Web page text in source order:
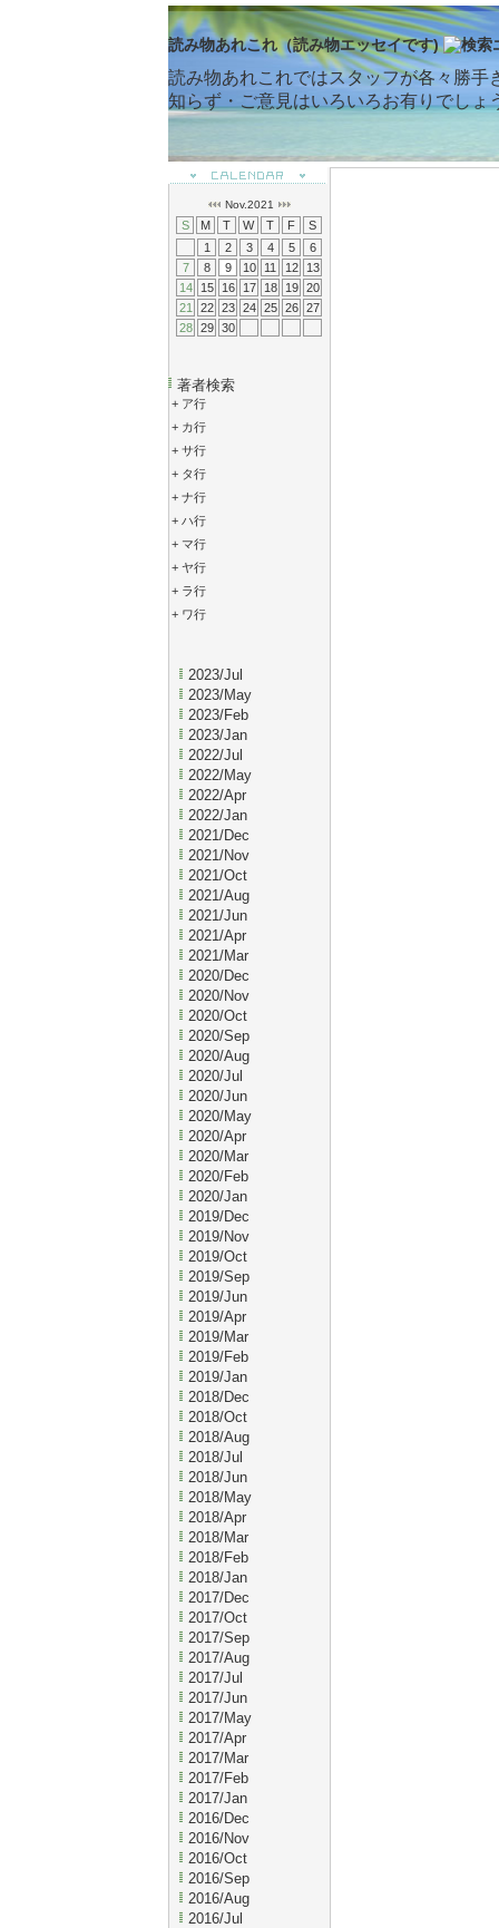
読み物あれこれ（読み物エッセイです)
読み物あれこれではスタッフが各々勝
知らず・ご意見はいろいろお有りでし
Nov.2021
S M T W T F
S
1
2 3 4 5
6
7
8 9 10 11 12
13
14
15 16 17 18 19
20
21
22 23 24 25 26
27
28
29 30
著者検索
+ ア行
+ カ行
+ サ行
+ タ行
+ ナ行
+ ハ行
+ マ行
+ ヤ行
+ ラ行
+ ワ行
2023/Jul
2023/May
2023/Feb
2023/Jan
2022/Jul
2022/May
2022/Apr
2022/Jan
2021/Dec
2021/Nov
2021/Oct
2021/Aug
2021/Jun
2021/Apr
2021/Mar
2020/Dec
2020/Nov
2020/Oct
2020/Sep
2020/Aug
2020/Jul
2020/Jun
2020/May
2020/Apr
2020/Mar
2020/Feb
2020/Jan
2019/Dec
2019/Nov
2019/Oct
2019/Sep
2019/Jun
2019/Apr
2019/Mar
2019/Feb
2019/Jan
2018/Dec
2018/Oct
2018/Aug
2018/Jul
2018/Jun
2018/May
2018/Apr
2018/Mar
2018/Feb
2018/Jan
2017/Dec
2017/Oct
2017/Sep
2017/Aug
2017/Jul
2017/Jun
2017/May
2017/Apr
2017/Mar
2017/Feb
2017/Jan
2016/Dec
2016/Nov
2016/Oct
2016/Sep
2016/Aug
2016/Jul